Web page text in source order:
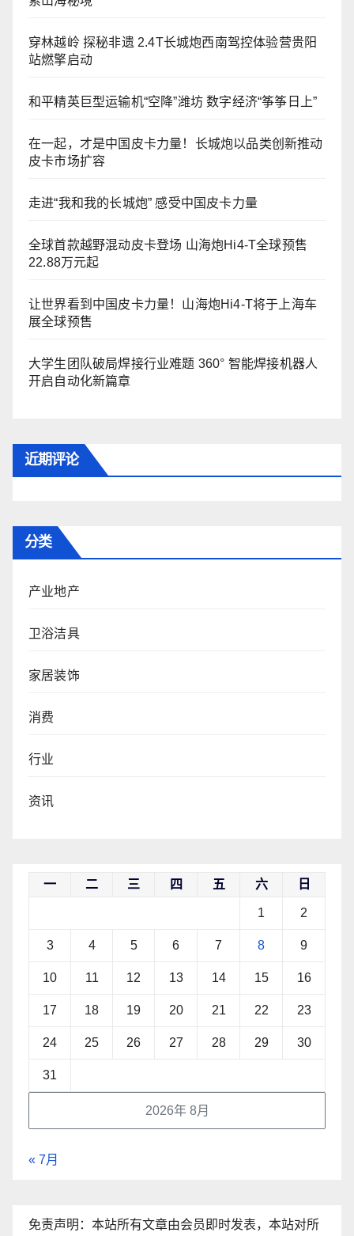
穿林越岭 探秘非遗 2.4T长城炮西南驾控体验营贵阳
站燃擎启动
和平精英巨型运输机“空降”潍坊 数字经济“筝筝日上”
在一起，才是中国皮卡力量！长城炮以品类创新推动
皮卡市场扩容
走进“我和我的长城炮” 感受中国皮卡力量
全球首款越野混动皮卡登场 山海炮Hi4-T全球预售
22.88万元起
让世界看到中国皮卡力量！山海炮Hi4-T将于上海车
展全球预售
大学生团队破局焊接行业难题 360° 智能焊接机器人
开启自动化新篇章
近期评论
分类
产业地产
卫浴洁具
家居装饰
消费
行业
资讯
2026年 8月
一 二 三 四 五 六 日
1 2
3 4 5 6 7 8 9
10 11 12 13 14 15 16
17 18 19 20 21 22 23
24 25 26 27 28 29 30
31
« 7月
免责声明：本站所有文章由会员即时发表，本站对所